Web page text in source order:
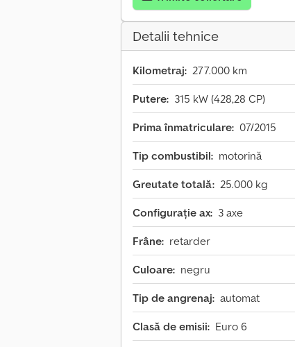
Detalii tehnice
Kilometraj: 277.000 km
Putere: 315 kW (428,28 CP)
Prima înmatriculare: 07/2015
Tip combustibil: motorină
Greutate totală: 25.000 kg
Configurație ax: 3 axe
Frâne: retarder
Culoare: negru
Tip de angrenaj: automat
Clasă de emisii: Euro 6